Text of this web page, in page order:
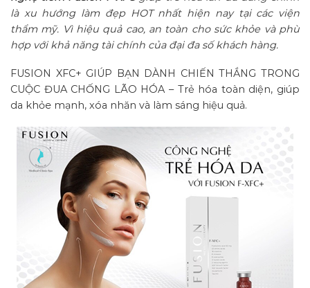
là xu hướng làm đẹp HOT nhất hiện nay tại các viện
thẩm mỹ. Vì hiệu quả cao, an toàn cho sức khỏe và phù
hợp với khả năng tài chính của đại đa số khách hàng.
FUSION XFC+ GIÚP BẠN DÀNH CHIẾN THẮNG TRONG
CUỘC ĐUA CHỐNG LÃO HÓA – Trẻ hóa toàn diện, giúp
da khỏe mạnh, xóa nhăn và làm sáng hiệu quả.